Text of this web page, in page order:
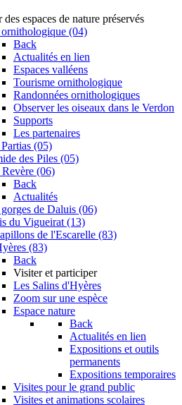
des espaces de nature préservés
(04)
Back
Actualités en lien
Espaces valléens
Tourisme ornithologique
Randonnées ornithologiques
Observer les oiseaux dans le Verdon
Supports
Les partenaires
(05)
des Piles (05)
(06)
Back
Actualités
de Daluis (06)
du Vigueirat (13)
de l'Escarelle (83)
(83)
Back
Visiter et participer
Les Salins d'Hyères
Zoom sur une espèce
Espace nature
Back
Actualités en lien
Expositions et outils
permanents
Expositions temporaires
Visites pour le grand public
Visites et animations scolaires